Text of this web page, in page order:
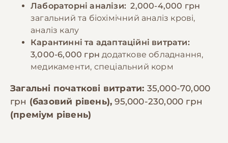
Лабораторні аналізи: 2,000-4,000 грн
загальний та біохімічний аналіз крові,
аналіз калу
Карантинні та адаптаційні витрати:
3,000-6,000 грн додаткове обладнання,
медикаменти, спеціальний корм
Загальні початкові витрати: 35,000-70,000
грн (базовий рівень),95,000-230,000 грн
(преміум рівень)